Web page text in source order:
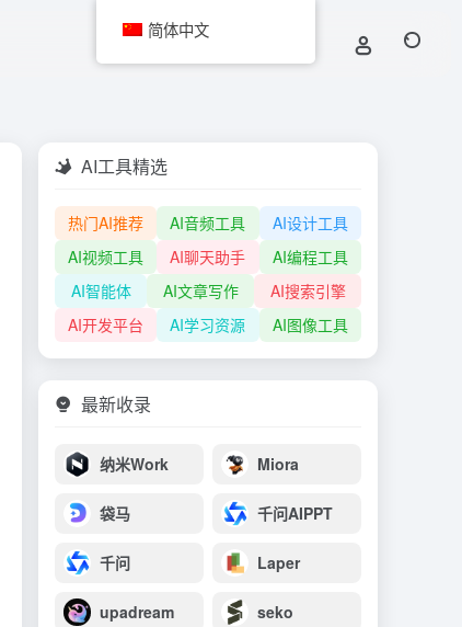
AI工具精选
热门AI推荐 AI音频工具
AI设计工具
AI视频工具
AI聊天助手
AI编程工具
AI智能体
AI文章写作
AI搜索引擎
AI开发平台
AI学习资源 AI图像工具
最新收录
纳米Work Miora
袋马 千问AIPPT
千问 Laper
upadream seko
简体中文